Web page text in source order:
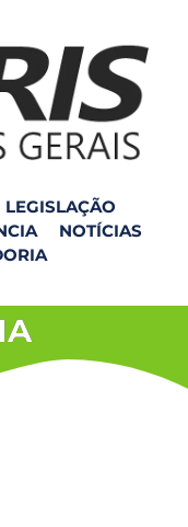
LEGISLAÇÃO
NOTÍCIAS
–